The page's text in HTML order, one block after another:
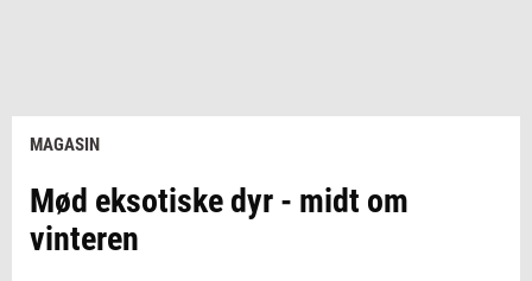
MAGASIN
Mød eksotiske dyr - midt om
vinteren